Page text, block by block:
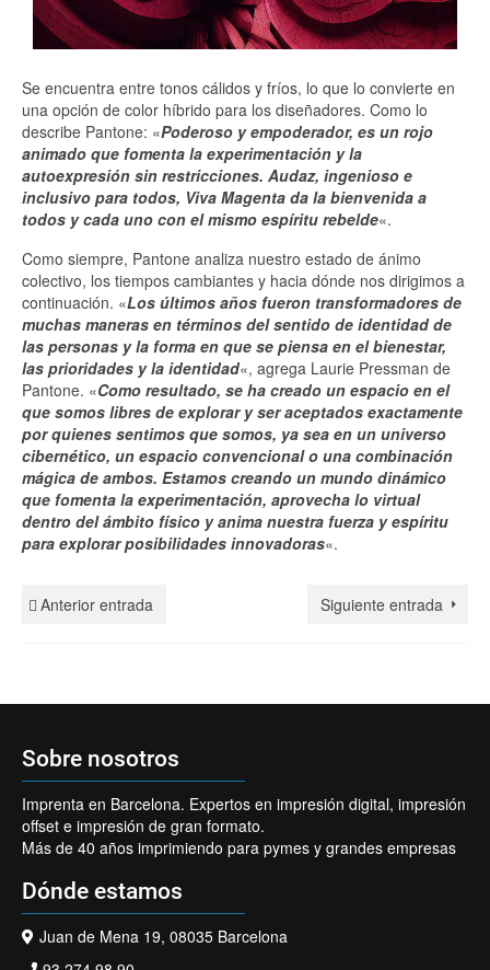
Se encuentra entre tonos cálidos y fríos, lo que lo convierte en
una opción de color híbrido para los diseñadores. Como lo
describe Pantone: «Poderoso y empoderador, es un rojo
animado que fomenta la experimentación y la
autoexpresión sin restricciones. Audaz, ingenioso e
inclusivo para todos, Viva Magenta da la bienvenida a
todos y cada uno con el mismo espíritu rebelde«.
Como siempre, Pantone analiza nuestro estado de ánimo
colectivo, los tiempos cambiantes y hacia dónde nos dirigimos a
continuación. «Los últimos años fueron transformadores de
muchas maneras en términos del sentido de identidad de
las personas y la forma en que se piensa en el bienestar,
las prioridades y la identidad«, agrega Laurie Pressman de
Pantone. «Como resultado, se ha creado un espacio en el
que somos libres de explorar y ser aceptados exactamente
por quienes sentimos que somos, ya sea en un universo
cibernético, un espacio convencional o una combinación
mágica de ambos. Estamos creando un mundo dinámico
que fomenta la experimentación, aprovecha lo virtual
dentro del ámbito físico y anima nuestra fuerza y ​​espíritu
para explorar posibilidades innovadoras«.
Anterior entrada Siguiente entrada
Sobre nosotros
Imprenta en Barcelona. Expertos en impresión digital, impresión
offset e impresión de gran formato.
Más de 40 años imprimiendo para pymes y grandes empresas
Dónde estamos
Juan de Mena 19, 08035 Barcelona